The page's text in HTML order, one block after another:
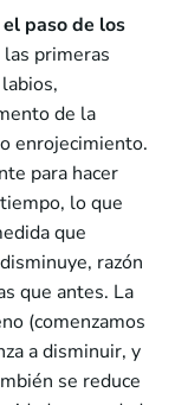
paso de los
las primeras
de la
enrojecimiento.
para hacer
lo que
que
razón
que antes. La
(comenzamos
a disminuir, y
se reduce